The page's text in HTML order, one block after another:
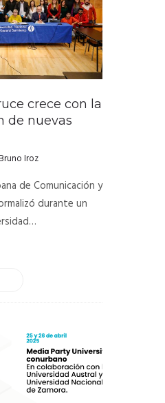
crece con la
de nuevas
Iroz
de Comunicación y
durante un